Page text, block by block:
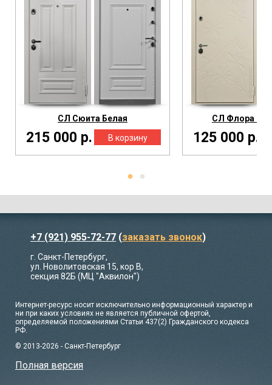
СЛ Сюита Белая
215 000 р.
СЛ Флора
125 000 р.
+7 (921) 955-72-77 (заказать звонок)
г. Санкт-Петербург,
ул. Новолитовская 15, кор В,
секция 82Б (МЦ "Аквилон")
Интернет-ресурс носит исключительно информационный характер и
ни при каких условиях не является публичной офертой,
определяемой положениями Статьи 437(2) Гражданского кодекса
РФ.
© 2013-2026 - Санкт-Петербург
Полная версия